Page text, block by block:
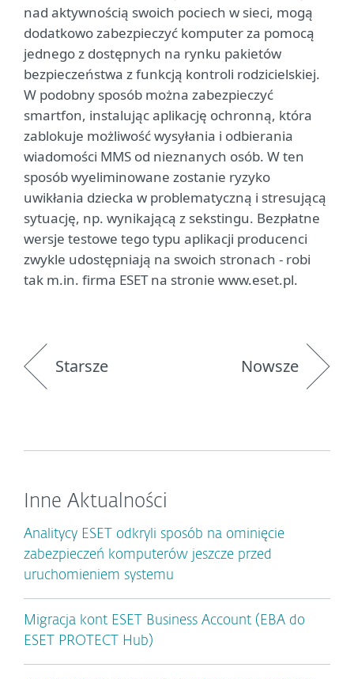
nad aktywnością swoich pociech w sieci, mogą
dodatkowo zabezpieczyć komputer za pomocą
jednego z dostępnych na rynku pakietów
bezpieczeństwa z funkcją kontroli rodzicielskiej.
W podobny sposób można zabezpieczyć
smartfon, instalując aplikację ochronną, która
zablokuje możliwość wysyłania i odbierania
wiadomości MMS od nieznanych osób. W ten
sposób wyeliminowane zostanie ryzyko
uwikłania dziecka w problematyczną i stresującą
sytuację, np. wynikającą z sekstingu. Bezpłatne
wersje testowe tego typu aplikacji producenci
zwykle udostępniają na swoich stronach - robi
tak m.in. firma ESET na stronie www.eset.pl.
Starsze Nowsze
Inne Aktualności
Analitycy ESET odkryli sposób na ominięcie
zabezpieczeń komputerów jeszcze przed
uruchomieniem systemu
Migracja kont ESET Business Account (EBA do
ESET PROTECT Hub)